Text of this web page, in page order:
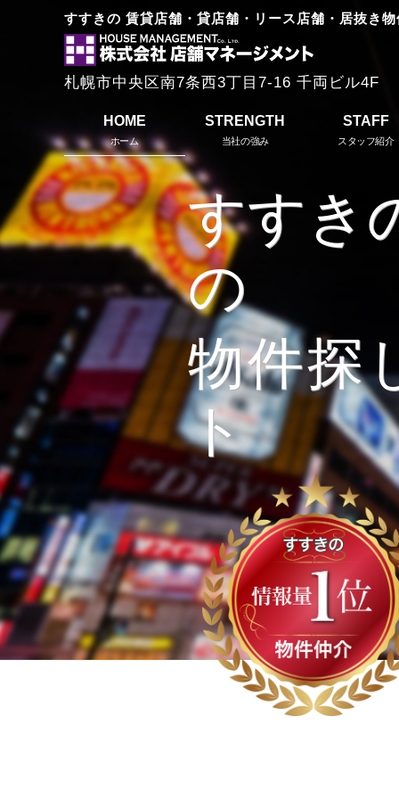
すすきの 賃貸店舗・貸店舗・リース店舗・居抜き
株
式
会
店
マ
ネ
ン
ト
H
O
U
S
E
M
A
N
A
G
E
M
E
札幌市中央区南7条西3丁目7-16 千両ビル4F
HOME
ホーム
STRENGTH
当社の強み
STAFF
スタッフ紹介